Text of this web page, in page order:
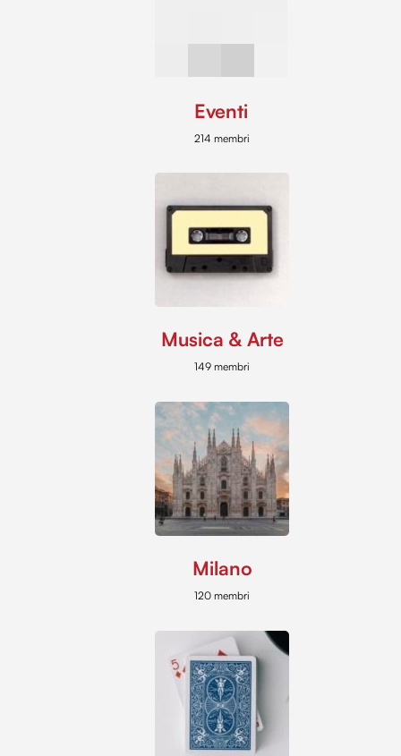
Eventi
214 membri
Musica & Arte
149 membri
Milano
120 membri